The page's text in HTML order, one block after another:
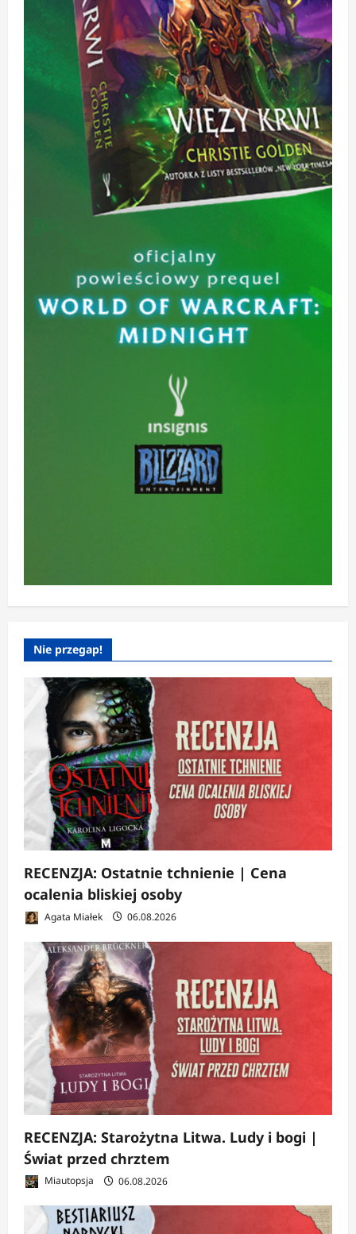
Nie przegap!
RECENZJA: Ostatnie tchnienie | Cena
ocalenia bliskiej osoby
Agata Miałek 06.08.2026
RECENZJA: Starożytna Litwa. Ludy i bogi |
Świat przed chrztem
Miautopsja 06.08.2026